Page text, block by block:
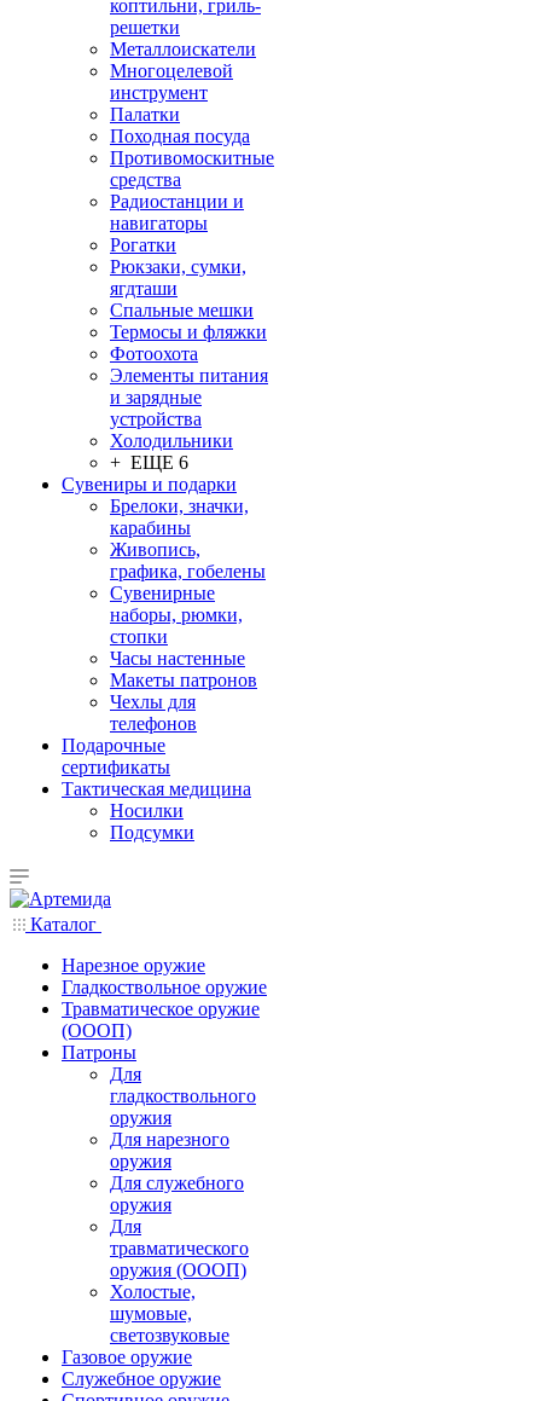
коптильни, гриль-
решетки
Металлоискатели
Многоцелевой
инструмент
Палатки
Походная посуда
Противомоскитные
средства
Радиостанции и
навигаторы
Рогатки
Рюкзаки, сумки,
ягдташи
Спальные мешки
Термосы и фляжки
Фотоохота
Элементы питания
и зарядные
устройства
Холодильники
+ ЕЩЕ 6
Сувениры и подарки
Брелоки, значки,
карабины
Живопись,
графика, гобелены
Сувенирные
наборы, рюмки,
стопки
Часы настенные
Макеты патронов
Чехлы для
телефонов
Подарочные
сертификаты
Тактическая медицина
Носилки
Подсумки
Каталог
Нарезное оружие
Гладкоствольное оружие
Травматическое оружие
(ОООП)
Патроны
Для
гладкоствольного
оружия
Для нарезного
оружия
Для служебного
оружия
Для
травматического
оружия (ОООП)
Холостые,
шумовые,
светозвуковые
Газовое оружие
Служебное оружие